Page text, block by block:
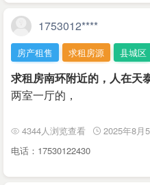
1753012****
房产租售 求租房源 县城区
求租房南环附近的，人在天
两室一厅的，
4344人浏览查看 2025年8月
电话：17530122430